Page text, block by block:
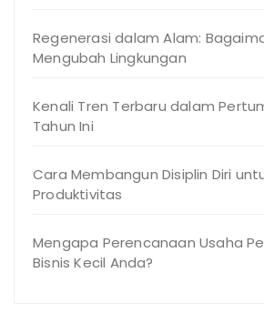
Regenerasi dalam Alam:
Mengubah Lingkungan
Kenali Tren Terbaru dalam
Tahun Ini
Cara Membangun Disiplin Diri
Produktivitas
Mengapa Perencanaan Usaha
Bisnis Kecil Anda?